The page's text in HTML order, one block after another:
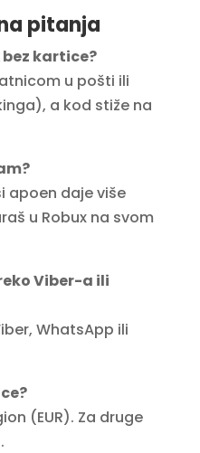
pitanja
kartice?
u pošti ili
a kod stiže na
apoen daje više
u Robux na svom
Viber-a ili
WhatsApp ili
(EUR). Za druge